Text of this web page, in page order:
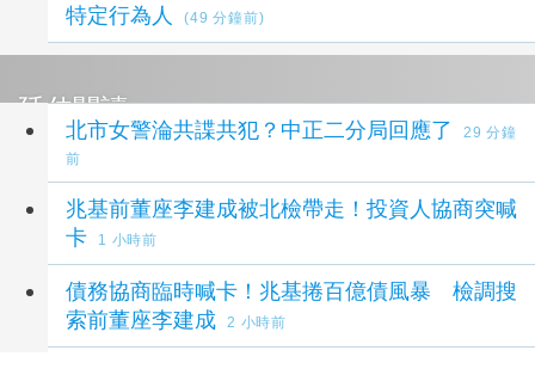
特定行為人
(49 分鐘前)
延伸閱讀
北市女警淪共諜共犯？中正二分局回應了
29 分鐘
前
兆基前董座李建成被北檢帶走！投資人協商突喊
卡
1 小時前
債務協商臨時喊卡！兆基捲百億債風暴 檢調搜
索前董座李建成
2 小時前